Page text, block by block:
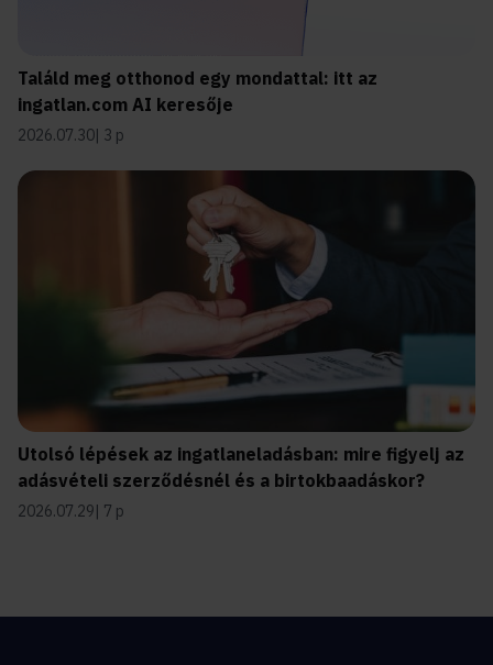
Találd meg otthonod egy mondattal: itt az
ingatlan.com AI keresője
2026.07.30 3 p
Utolsó lépések az ingatlaneladásban: mire figyelj az
adásvételi szerződésnél és a birtokbaadáskor?
2026.07.29 7 p